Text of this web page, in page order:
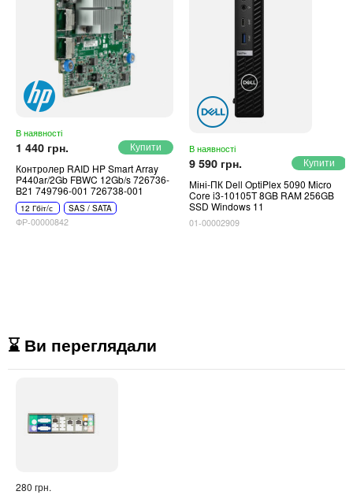
В наявності
1 440 грн.
Контролер RAID HP Smart Array
P440ar/2Gb FBWC 12Gb/s 726736-
B21 749796-001 726738-001
12 Гбіт/с SAS / SATA
ФР-00000842
В наявності
9 590 грн.
Міні-ПК Dell OptiPlex 5090 Micro
Core i3-10105T 8GB RAM 256GB
SSD Windows 11
01-00002909
⌛ Ви переглядали
280 грн.